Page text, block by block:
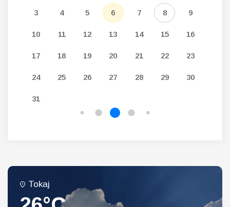
3 4 5 6 7 8 9
10 11 12 13 14 15 16
17 18 19 20 21 22 23
24 25 26 27 28 29 30
31
Tokaj